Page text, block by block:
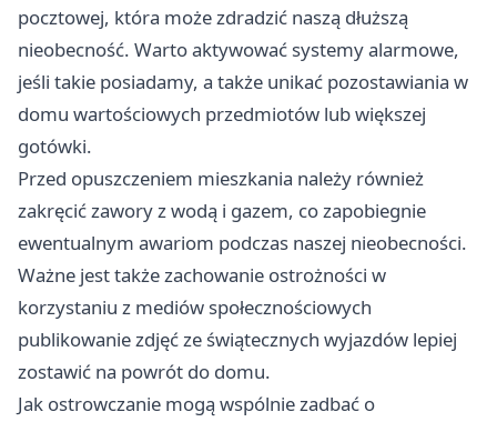
pocztowej, która może zdradzić naszą dłuższą
nieobecność. Warto aktywować systemy alarmowe,
jeśli takie posiadamy, a także unikać pozostawiania w
domu wartościowych przedmiotów lub większej
gotówki.
Przed opuszczeniem mieszkania należy również
zakręcić zawory z wodą i gazem, co zapobiegnie
ewentualnym awariom podczas naszej nieobecności.
Ważne jest także zachowanie ostrożności w
korzystaniu z mediów społecznościowych
publikowanie zdjęć ze świątecznych wyjazdów lepiej
zostawić na powrót do domu.
Jak ostrowczanie mogą wspólnie zadbać o